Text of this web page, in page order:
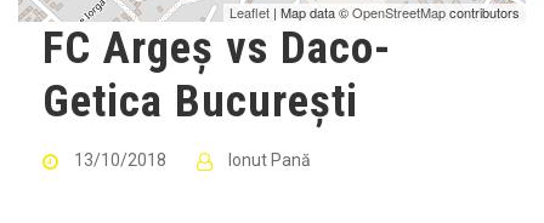
Leaflet | Map data ©OpenStreetMapcontributors
FC Argeș vs Daco-
Getica București
13/10/2018 Ionut Pană